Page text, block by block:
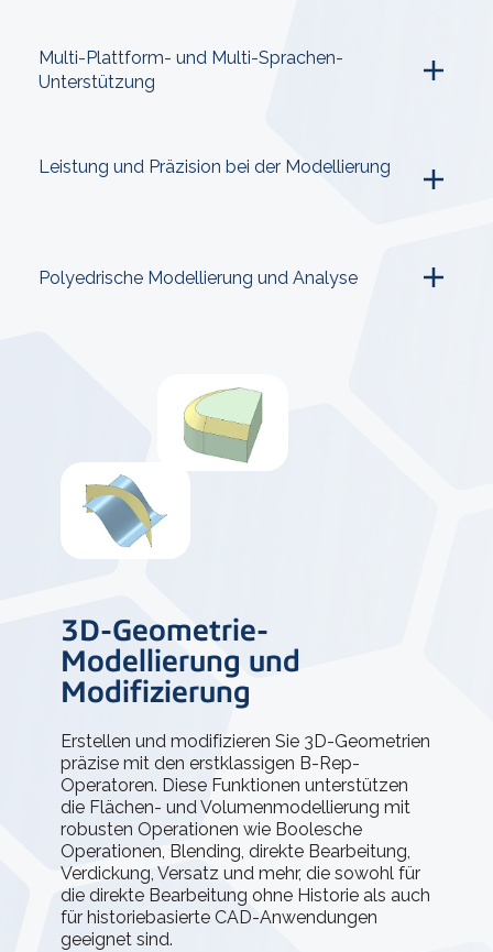
Multi-Plattform- und Multi-Sprachen-
Unterstützung
Leistung und Präzision bei der Modellierung
Polyedrische Modellierung und Analyse
3D-Geometrie-
Modellierung und
Modifizierung
Erstellen und modifizieren Sie 3D-Geometrien
präzise mit den erstklassigen B-Rep-
Operatoren. Diese Funktionen unterstützen
die Flächen- und Volumenmodellierung mit
robusten Operationen wie Boolesche
Operationen, Blending, direkte Bearbeitung,
Verdickung, Versatz und mehr, die sowohl für
die direkte Bearbeitung ohne Historie als auch
für historiebasierte CAD-Anwendungen
geeignet sind.